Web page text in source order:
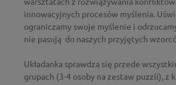
innowacyjnych procesów myślenia.
ograniczamy swoje myślenie i
nie pasują do naszych przyjętych
Układanka sprawdza się przede
grupach (3-4 osoby na zestaw puzzli), z